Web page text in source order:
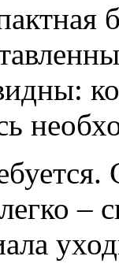
–